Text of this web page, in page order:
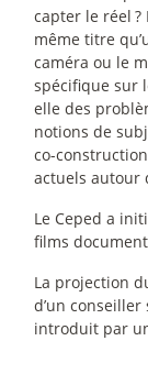
capter le réel ?
même titre
caméra ou le
spécifique sur
elle des
notions de
co-
actuels autour
Le Ceped a
films
La projection
d’un
introduit par